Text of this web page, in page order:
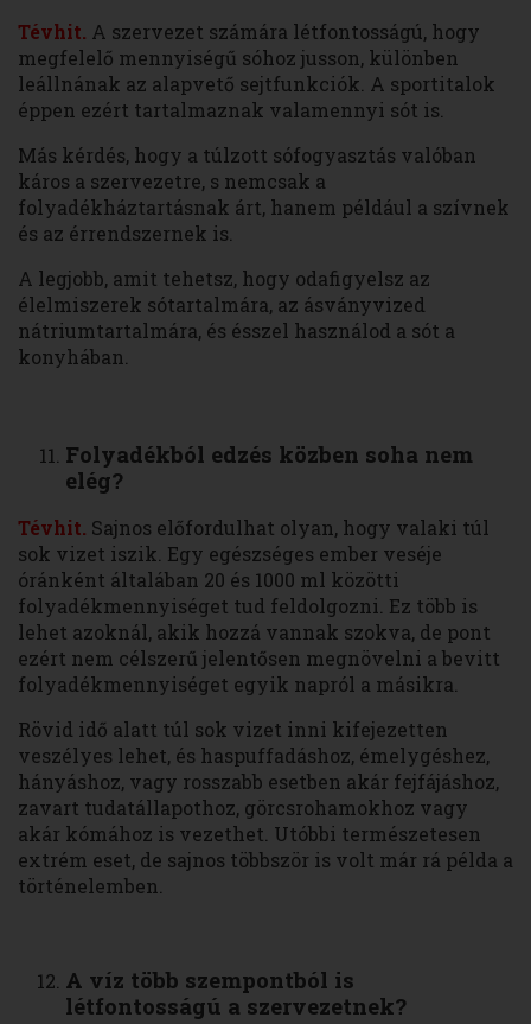
Tévhit. A szervezet számára létfontosságú, hogy
megfelelő mennyiségű sóhoz jusson, különben
leállnának az alapvető sejtfunkciók. A sportitalok
éppen ezért tartalmaznak valamennyi sót is.
Más kérdés, hogy a túlzott sófogyasztás valóban
káros a szervezetre, s nemcsak a
folyadékháztartásnak árt, hanem például a szívnek
és az érrendszernek is.
A legjobb, amit tehetsz, hogy odafigyelsz az
élelmiszerek sótartalmára, az ásványvized
nátriumtartalmára, és ésszel használod a sót a
konyhában.
Folyadékból edzés közben soha nem
elég?
Tévhit. Sajnos előfordulhat olyan, hogy valaki túl
sok vizet iszik. Egy egészséges ember veséje
óránként általában 20 és 1000 ml közötti
folyadékmennyiséget tud feldolgozni. Ez több is
lehet azoknál, akik hozzá vannak szokva, de pont
ezért nem célszerű jelentősen megnövelni a bevitt
folyadékmennyiséget egyik napról a másikra.
Rövid idő alatt túl sok vizet inni kifejezetten
veszélyes lehet, és haspuffadáshoz, émelygéshez,
hányáshoz, vagy rosszabb esetben akár fejfájáshoz,
zavart tudatállapothoz, görcsrohamokhoz vagy
akár kómához is vezethet. Utóbbi természetesen
extrém eset, de sajnos többször is volt már rá példa a
történelemben.
A víz több szempontból is
létfontosságú a szervezetnek?